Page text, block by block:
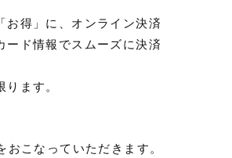
お得」に、オンライン決済
ード情報でスムーズに決済
ます。
こなっていただきます。